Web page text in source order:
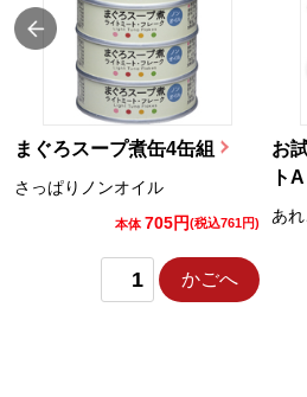
まぐろスープ煮缶4缶組
さっぱりノンオイル
本体 705円(税込761円)
かごへ
お
トA
あ